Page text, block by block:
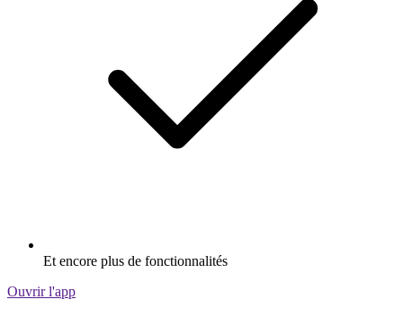
Et encore plus de fonctionnalités
Ouvrir l'app